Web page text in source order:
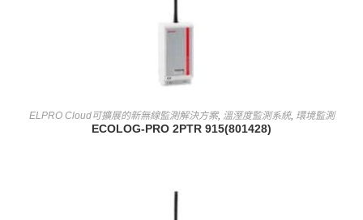
查看內容
ELPRO Cloud可擴展的新無線監測解決方案, 溫溼度監測系統, 環境監測
ECOLOG-PRO 2PTR 915(801428)